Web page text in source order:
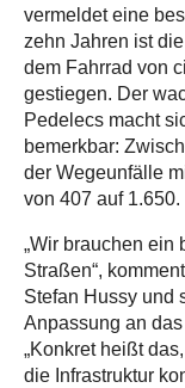
vermeldet eine
zehn Jahren ist
dem Fahrrad von
gestiegen. Der
Pedelecs macht
bemerkbar:
der Wegeunfälle
von 407 auf 1.650.
„Wir brauchen ein
Straßen“,
Stefan Hussy und
Anpassung an
„Konkret heißt
die Infrastruktur